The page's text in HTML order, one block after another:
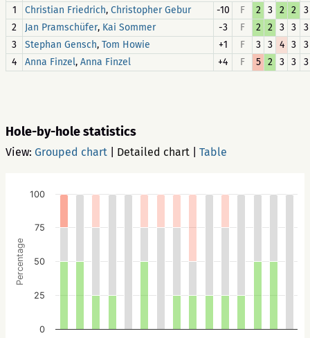
1
Christian Friedrich, Christopher Gebur -10 F 2 3 2 2
3
2
Jan Pramschüfer, Kai Sommer -3 F 2 2 3 3
3
3
Stephan Gensch, Tom Howie +1 F 3 3 4 3
3
4
Anna Finzel, Anna Finzel +4 F 5 2 3 3 3
Hole-by-hole statistics
View: Grouped chart Detailed chart Table
Percentage
0
25
50
75
100